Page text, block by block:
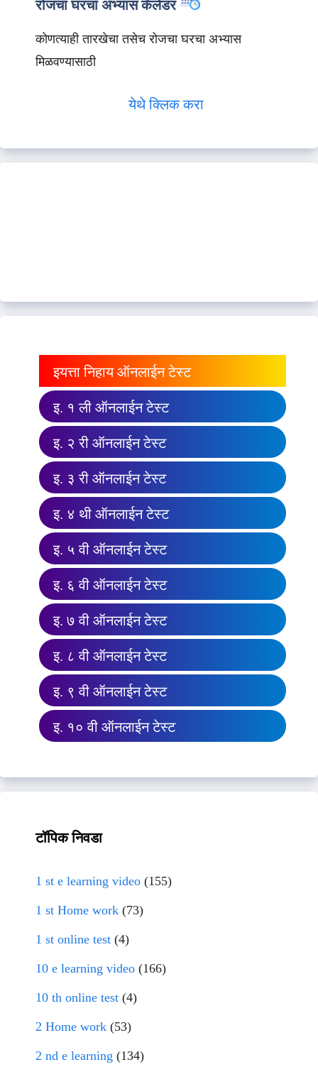
रोजचा घरचा अभ्यास कॅलेंडर
कोणत्याही तारखेचा तसेच रोजचा घरचा अभ्यास
मिळवण्यासाठी
येथे क्लिक करा
इयत्ता निहाय ऑनलाईन टेस्ट
इ. १ ली ऑनलाईन टेस्ट
इ. २ री ऑनलाईन टेस्ट
इ. ३ री ऑनलाईन टेस्ट
इ. ४ थी ऑनलाईन टेस्ट
इ. ५ वी ऑनलाईन टेस्ट
इ. ६ वी ऑनलाईन टेस्ट
इ. ७ वी ऑनलाईन टेस्ट
इ. ८ वी ऑनलाईन टेस्ट
इ. ९ वी ऑनलाईन टेस्ट
इ. १० वी ऑनलाईन टेस्ट
टॉपिक निवडा
1 st e learning video (155)
1 st Home work (73)
1 st online test (4)
10 e learning video (166)
10 th online test (4)
2 Home work (53)
2 nd e learning (134)